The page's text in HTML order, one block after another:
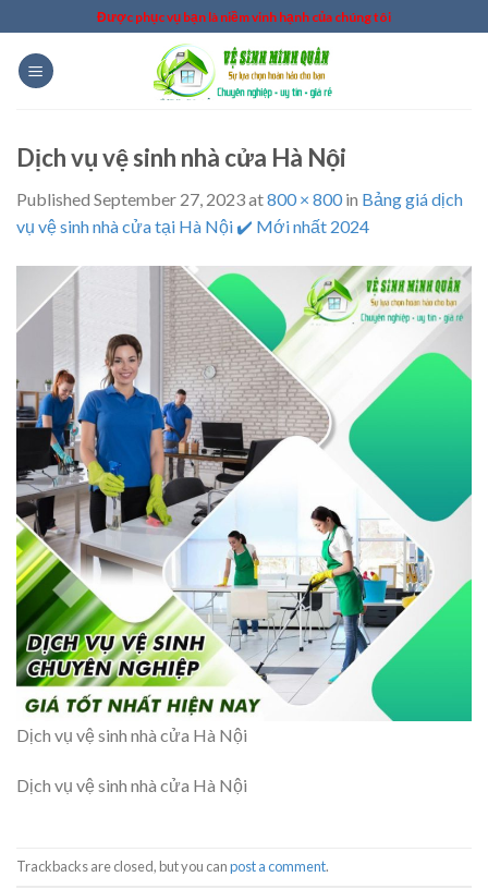
to
content
Được phục vụ bạn là niềm vinh hạnh của chúng tôi
Dịch vụ vệ sinh nhà cửa Hà Nội
Published September 27, 2023at800 × 800in Bảng giá dịch
vụ vệ sinh nhà cửa tại Hà Nội ✔️ Mới nhất 2024
Dịch vụ vệ sinh nhà cửa Hà Nội
Dịch vụ vệ sinh nhà cửa Hà Nội
Trackbacks are closed, but you canpost a comment.